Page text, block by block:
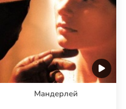
Мандерлей